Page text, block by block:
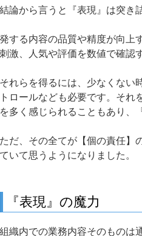
結論から言うと『表現』は突き
発する内容の品質や精度が向上
刺激、人気や評価を数値で確認
それらを得るには、少なくない
トロールなども必要です。そ
を多く感じられることもあり、
ただ、その全てが【個の責任】
ていて思うようになりました。
『表現』の魔力
組織内での業務内容そのものは